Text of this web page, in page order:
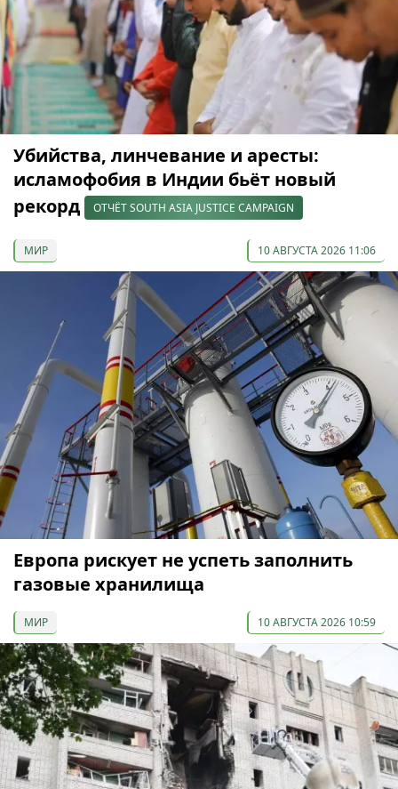
Убийства, линчевание и аресты:
исламофобия в Индии бьёт новый
рекорд
ОТЧЁТ SOUTH ASIA JUSTICE CAMPAIGN
МИР 10 АВГУСТА 2026 11:06
Европа рискует не успеть заполнить
газовые хранилища
МИР 10 АВГУСТА 2026 10:59